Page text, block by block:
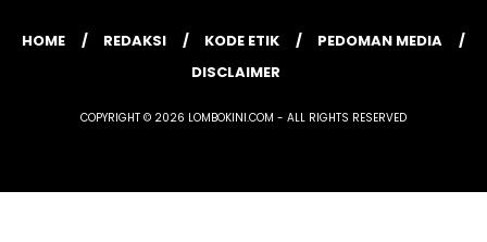
HOME REDAKSI KODE ETIK
PEDOMAN MEDIA
DISCLAIMER
COPYRIGHT © 2026 LOMBOKINI.COM - ALL RIGHTS RESERVED